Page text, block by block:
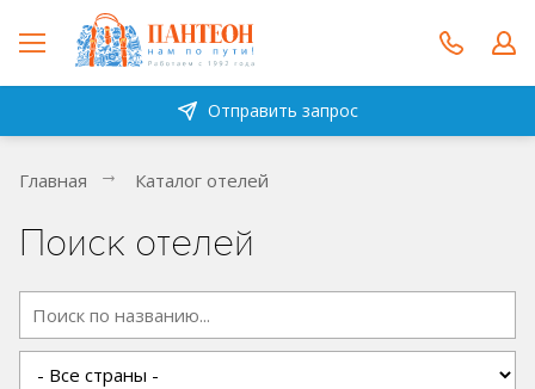
Отправить запрос
Главная Каталог отелей
Поиск отелей